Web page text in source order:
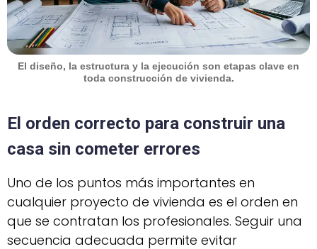
El diseño, la estructura y la ejecución son etapas clave en
toda construcción de vivienda.
El orden correcto para construir una
casa sin cometer errores
Uno de los puntos más importantes en
cualquier proyecto de vivienda es el orden en
que se contratan los profesionales. Seguir una
secuencia adecuada permite evitar